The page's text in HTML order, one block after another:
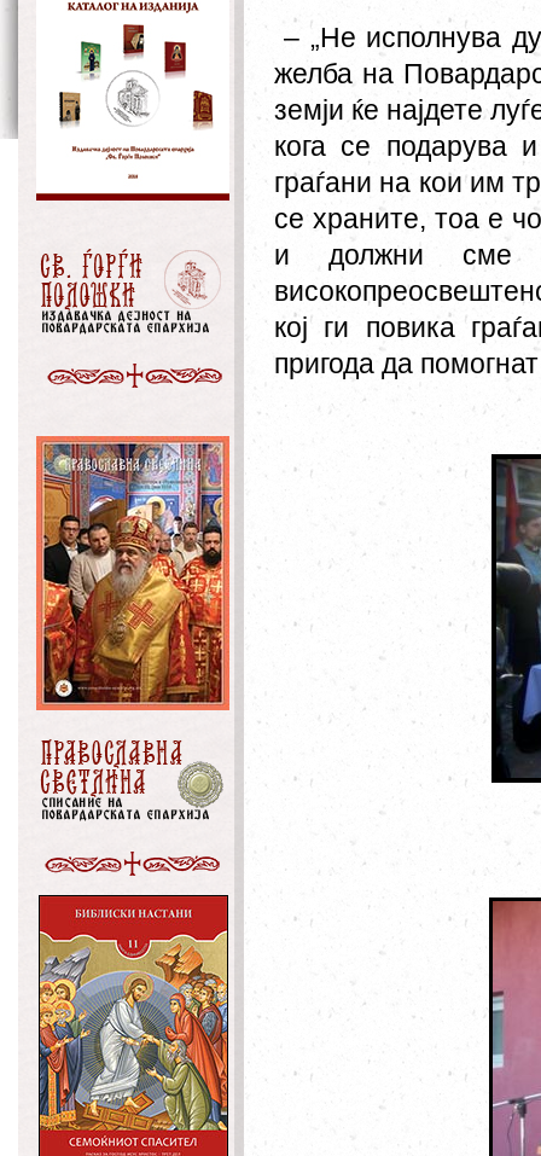
– „Не исполнува
желба на
земји ќе најдете
кога се подарува
граѓани на кои им
се храните, тоа е
и должни
кој ги повика
пригода да